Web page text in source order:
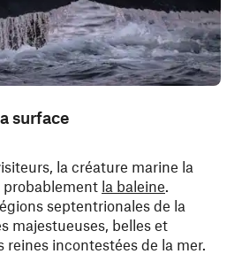
surface
la créature marine la
la baleine.
septentrionales de la
majestueuses, belles et
reines incontestées de la mer.